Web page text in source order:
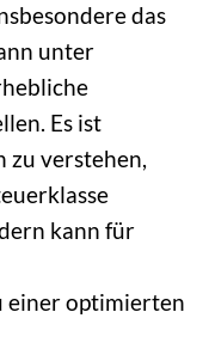
das
unter
Es ist
zu verstehen,
kann für
einer optimierten